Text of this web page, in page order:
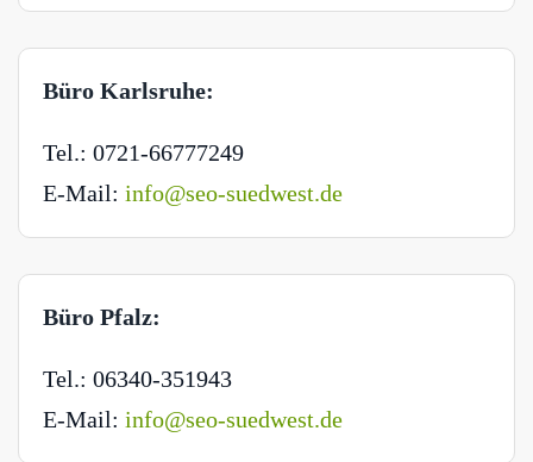
Büro Karlsruhe:
Tel.: 0721-66777249
E-Mail: info@seo-suedwest.de
Büro Pfalz:
Tel.: 06340-351943
E-Mail: info@seo-suedwest.de